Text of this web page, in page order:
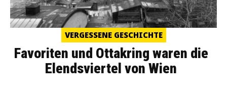
VERGESSENE GESCHICHTE
Favoriten und Ottakring waren die
Elendsviertel von Wien